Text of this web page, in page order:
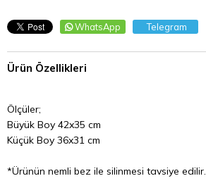
WhatsApp Telegram
Ürün Özellikleri
Ölçüler;
Büyük Boy 42x35 cm
Küçük Boy 36x31 cm
*Ürünün nemli bez ile silinmesi tavsiye edilir.